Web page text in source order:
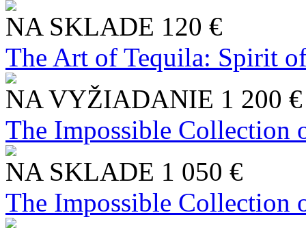
NA SKLADE 120 €
The Art of Tequila: Spirit
NA VYŽIADANIE 1 200 €
The Impossible Collection
NA SKLADE 1 050 €
The Impossible Collection